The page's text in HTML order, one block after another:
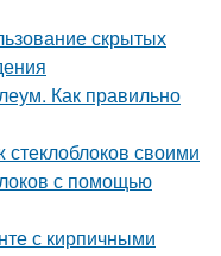
скрытых
Как правильно
стеклоблоков своими
с помощью
с кирпичными